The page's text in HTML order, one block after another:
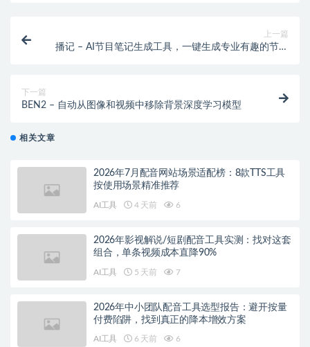
上一篇
播记 – AI节目笔记生成工具，一键生成专业有趣的节目
下一篇
BEN2 – 自动从图像和视频中移除背景深度学习模型
相关文章
2026年7月配音网站场景适配榜：8款TTS工具
按使用场景精准推荐
AI工具 4 天前 6
2026年影视解说/短剧配音工具实测：找对这套
组合，单条视频成本直降90%
AI工具 5 天前 7
2026年中小团队配音工具选型报告：避开按量
付费陷阱，找到真正的降本增效方案
AI工具 6 天前 6